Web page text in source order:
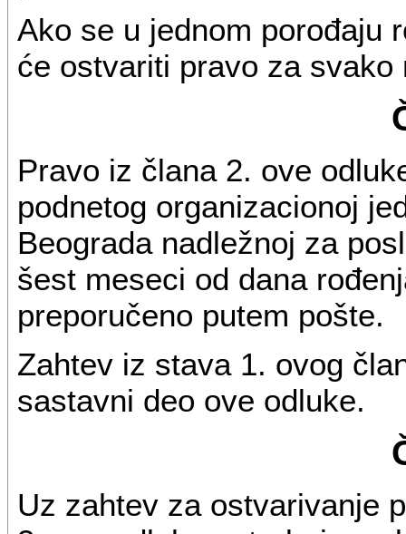
Ako se u jednom porođaju
će ostvariti pravo za svako
Pravo iz člana 2. ove
podnetog organizacionoj
Beograda nadležnoj za
šest meseci od dana
preporučeno putem pošte.
Zahtev iz stava 1. ovog
sastavni deo ove odluke.
Uz zahtev za ostvarivanje